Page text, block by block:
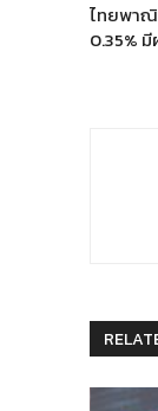
ไทยพาณิ
0.35%